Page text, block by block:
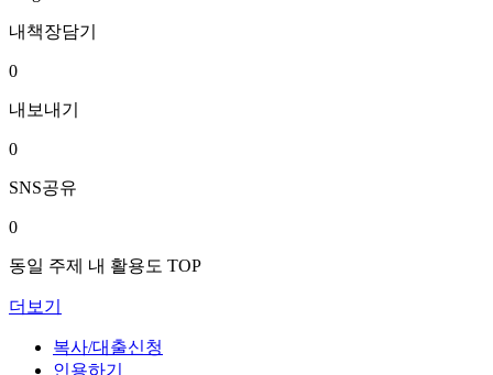
내책장담기
0
내보내기
0
SNS공유
0
동일 주제 내 활용도 TOP
더보기
복사/대출신청
인용하기